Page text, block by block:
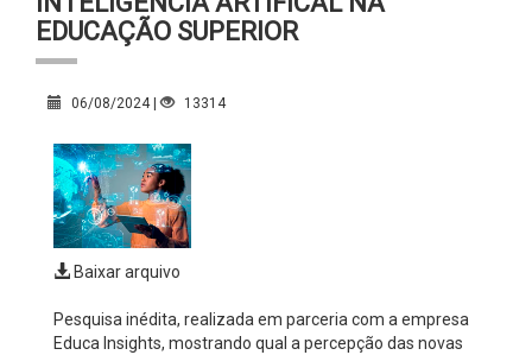
EDUCAÇÃO SUPERIOR
06/08/2024 | 13314
Baixar arquivo
Pesquisa inédita, realizada em parceria com a empresa
Educa Insights, mostrando qual a percepção das novas